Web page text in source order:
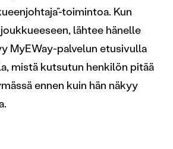
toimintoa. Kun
lähtee hänelle
MyEWay-palvelun etusivulla
mistä kutsutun henkilön pitää
ennen kuin hän näkyy